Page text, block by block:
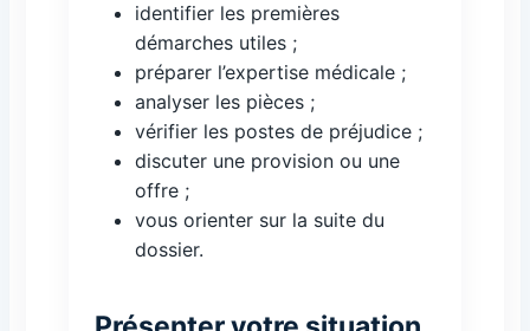
identifier les premières
démarches utiles ;
préparer l’expertise médicale ;
analyser les pièces ;
vérifier les postes de préjudice ;
discuter une provision ou une
offre ;
vous orienter sur la suite du
dossier.